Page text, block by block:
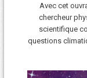
Avec cet
chercheur
scientifique
questions